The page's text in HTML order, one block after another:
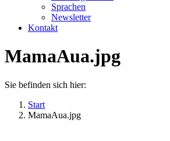
Sprachen
Newsletter
Kontakt
MamaAua.jpg
Sie befinden sich hier:
Start
MamaAua.jpg